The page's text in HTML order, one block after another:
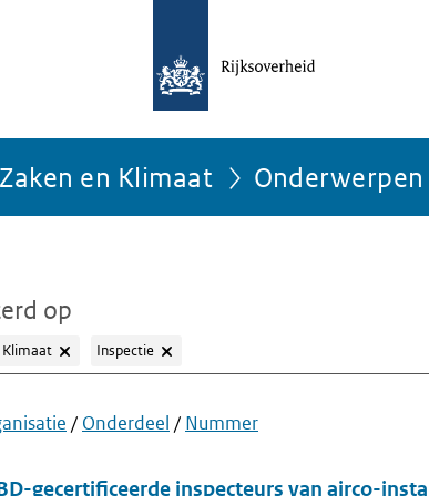
en Klimaat Onderwerpen
op
Klimaat Inspectie
/ Onderdeel / Nummer
gecertificeerde inspecteurs van airco-